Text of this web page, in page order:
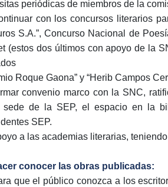
periódicas de miembros de la
con los concursos literarios
S.A.”, Concurso Nacional de
(estos dos últimos con apoyo de la
Roque Gaona” y “Herib Campos
convenio marco con la SNC,
sede de la SEP, el espacio en la
SEP.
a las academias literarias,
conocer las obras publicadas:
que el público conozca a los